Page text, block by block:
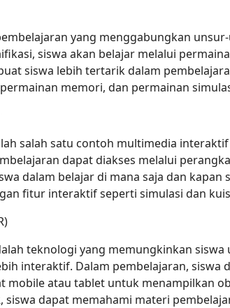
yang menggabungkan
siswa akan belajar melalui
siswa lebih tertarik dalam
memori, dan permainan
salah satu contoh multimedia
dapat diakses melalui
dalam belajar di mana saja dan kapan
fitur interaktif seperti simulasi dan
teknologi yang memungkinkan
interaktif. Dalam pembelajaran, siswa
mobile atau tablet untuk menampilkan
siswa dapat memahami materi